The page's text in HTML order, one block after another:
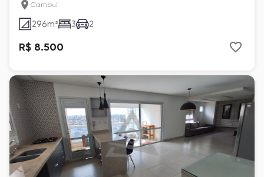
Cambuí
296m² 3 2
R$ 8.500